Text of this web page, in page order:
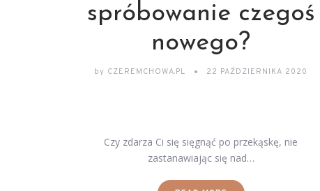
spróbowanie czegoś
nowego?
by CZEREMCHOWA.PL 22 PAŹDZIERNIKA 2020
Czy zdarza Ci się sięgnąć po przekąskę, nie
zastanawiając się nad…